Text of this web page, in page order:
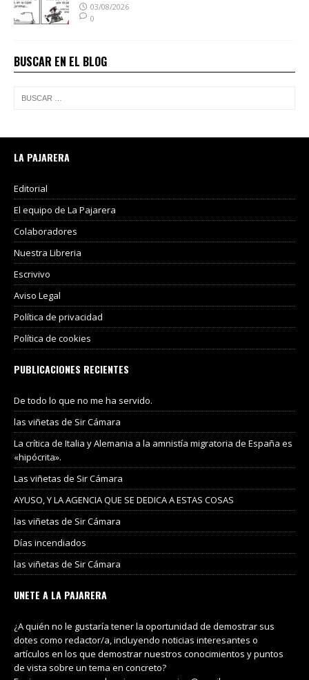
03/08/2026
0
BUSCAR EN EL BLOG
LA PAJARERA
Editorial
El equipo de La Pajarera
Colaboradores
Nuestra Libreria
Escrivivo
Aviso Legal
Política de privacidad
Política de cookies
PUBLICACIONES RECIENTES
De todo lo que no me ha servido.
las viñetas de Sir Cámara
La crítica de Italia y Alemania a la amnistía migratoria de España es
«hipócrita».
Las viñetas de Sir Cámara
AYUSO, Y LA AGENCIA QUE SE DEDICA A ESTAS COSAS
las viñetas de Sir Cámara
Días incendiados
las viñetas de Sir Cámara
UNETE A LA PAJARERA
¿A quién no le gustaría tener la oportunidad de demostrar sus
dotes como redactor/a, incluyendo noticias interesantes o
artículos en los que demostrar nuestros conocimientos y puntos
de vista sobre un tema en concreto?